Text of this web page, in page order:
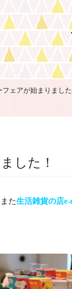
フェアが始まりました
した！
た生活雑貨の店e-